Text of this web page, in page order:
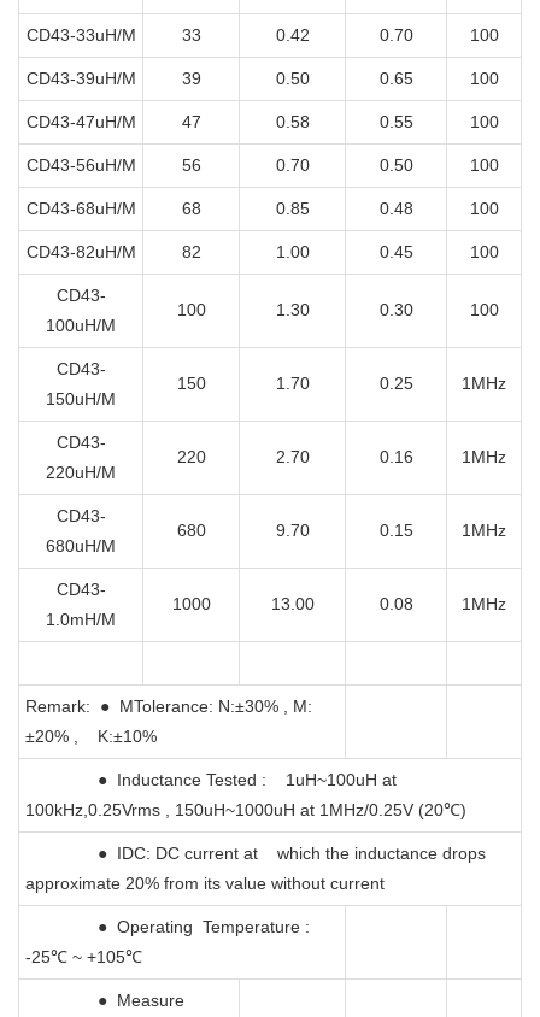
CD43-33uH/M 33 0.42 0.70 100
CD43-39uH/M 39 0.50 0.65 100
CD43-47uH/M 47 0.58 0.55 100
CD43-56uH/M 56 0.70 0.50 100
CD43-68uH/M 68 0.85 0.48 100
CD43-82uH/M 82 1.00 0.45 100
CD43-
100uH/M
100 1.30 0.30 100
CD43-
150uH/M
150 1.70 0.25 1MHz
CD43-
220uH/M
220 2.70 0.16 1MHz
CD43-
680uH/M
680 9.70 0.15 1MHz
CD43-
1.0mH/M
1000 13.00 0.08 1MHz
Remark: ● MTolerance: N:±30% , M:
±20% , K:±10%
● Inductance Tested : 1uH~100uH at
100kHz,0.25Vrms , 150uH~1000uH at 1MHz/0.25V (20℃)
● IDC: DC current at which the inductance drops
approximate 20% from its value without current
● Operating Temperature :
-25℃ ~ +105℃
● Measure